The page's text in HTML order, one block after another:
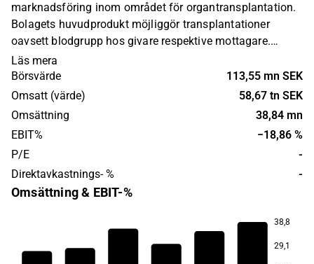
marknadsföring inom området för organtransplantation.
Bolagets huvudprodukt möjliggör transplantationer
oavsett blodgrupp hos givare respektive mottagare.
Transplantation med hjälp utav bolagets produkt utförs
på global nivå. Glycorex Transplantation grundades år
1996 och har sitt huvudkontor i Lund.
Läs mera
Börsvärde
113,55 mn SEK
Omsatt (värde)
58,67 tn SEK
Omsättning
38,84 mn
EBIT%
−18,86 %
P/E
-
Direktavkastnings- %
-
Omsättning & EBIT-%
38,8
29,1